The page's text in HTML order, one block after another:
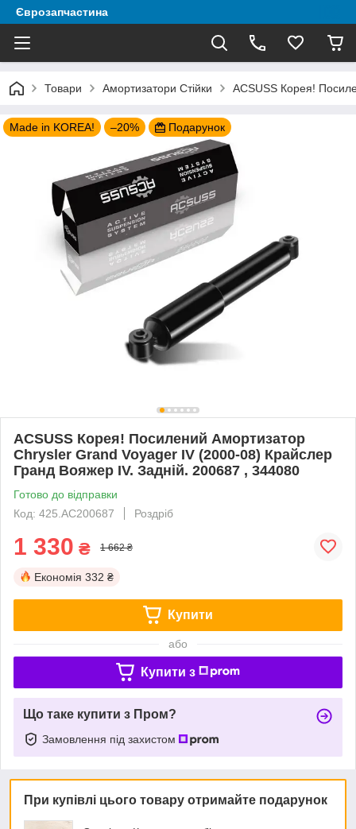
Єврозапчастина
Товари Амортизатори Стійки ACSUSS Корея!
Made in KOREA! –20% Подарунок
ACSUSS Корея! Посилений Амортизатор
Chrysler Grand Voyager IV (2000-08) Крайслер
Гранд Вояжер IV. Задній. 200687 , 344080
Готово до відправки
Код: 425.AC200687
Роздріб
1 330 ₴ 1 662 ₴
Економія 332 ₴
Купити
або
Купити з
Що таке купити з Пром?
Замовлення під захистом
При купівлі цього товару отримайте подарунок